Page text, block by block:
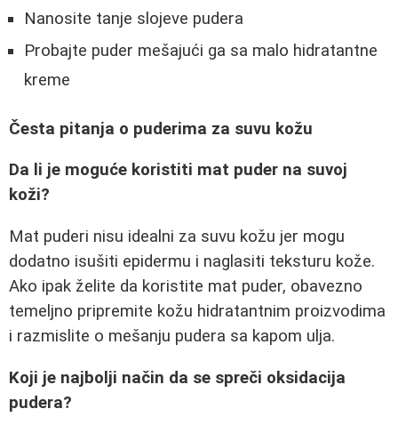
Nanosite tanje slojeve pudera
Probajte puder mešajući ga sa malo hidratantne
kreme
Česta pitanja o puderima za suvu kožu
Da li je moguće koristiti mat puder na suvoj
koži?
Mat puderi nisu idealni za suvu kožu jer mogu
dodatno isušiti epidermu i naglasiti teksturu kože.
Ako ipak želite da koristite mat puder, obavezno
temeljno pripremite kožu hidratantnim proizvodima
i razmislite o mešanju pudera sa kapom ulja.
Koji je najbolji način da se spreči oksidacija
pudera?